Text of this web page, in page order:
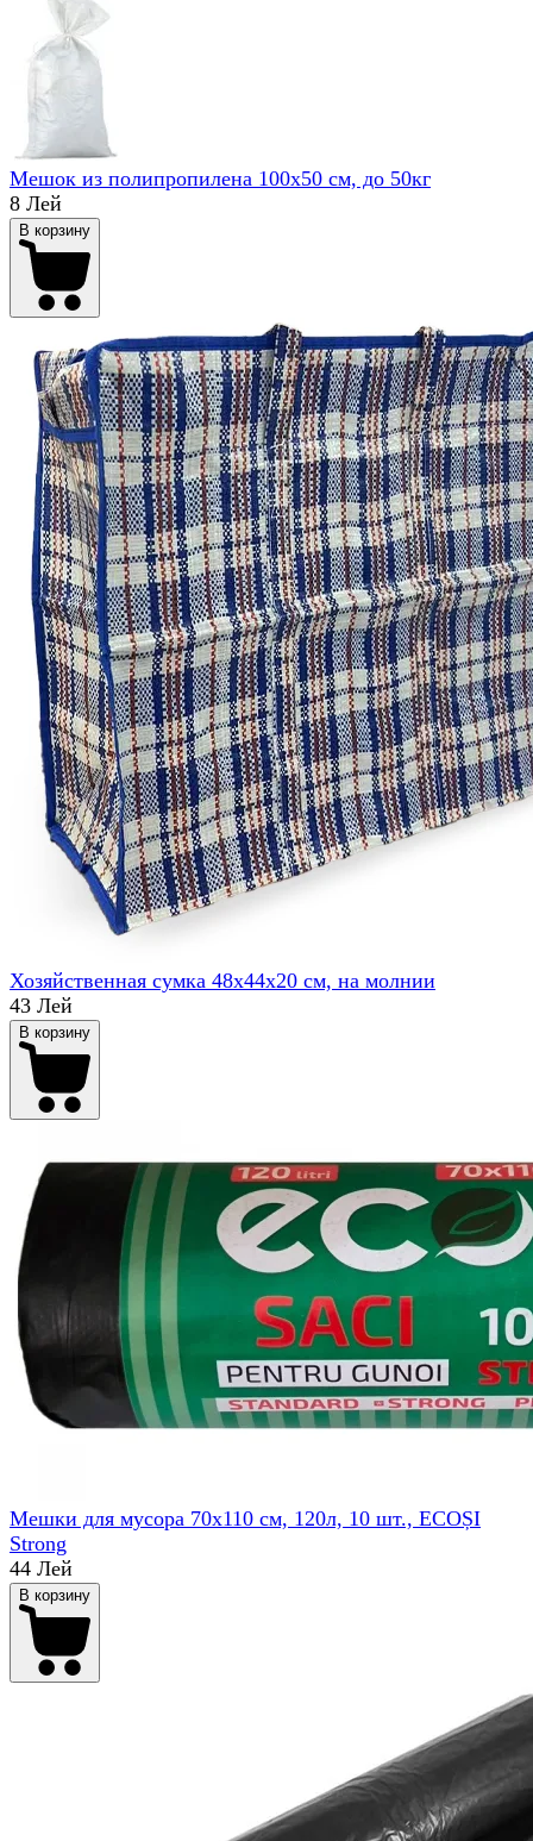
Мешок из полипропилена 100x50 см, до 50кг
8 Лей
В корзину
Хозяйственная сумка 48x44x20 см, на молнии
43 Лей
В корзину
Мешки для мусора 70x110 см, 120л, 10 шт., ECOȘI
Strong
44 Лей
В корзину